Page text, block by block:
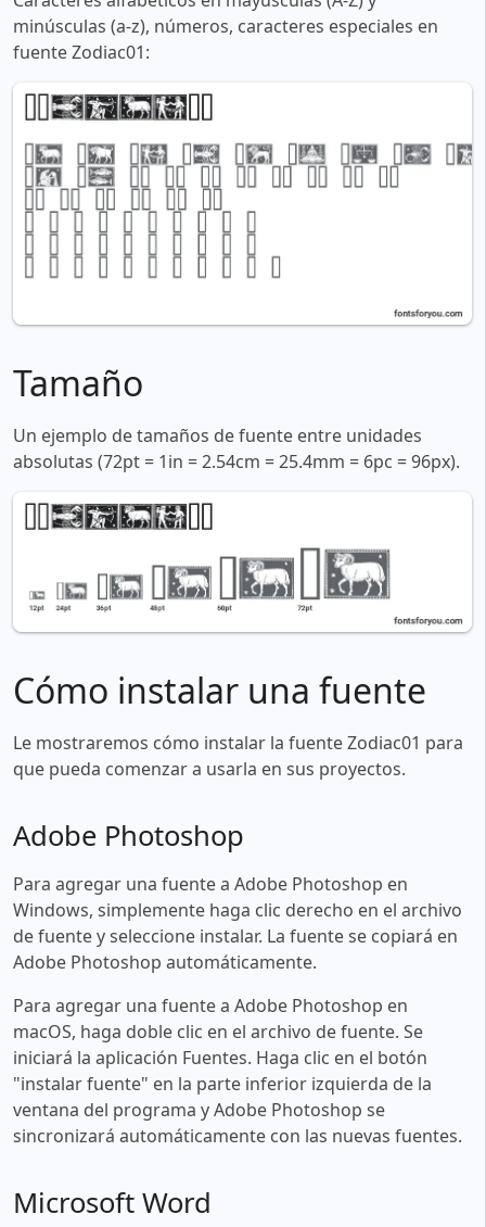
minúsculas (a-z), números, caracteres especiales en
fuente Zodiac01:
Tamaño
Un ejemplo de tamaños de fuente entre unidades
absolutas (72pt = 1in = 2.54cm = 25.4mm = 6pc = 96px).
Cómo instalar una fuente
Le mostraremos cómo instalar la fuente Zodiac01 para
que pueda comenzar a usarla en sus proyectos.
Adobe Photoshop
Para agregar una fuente a Adobe Photoshop en
Windows, simplemente haga clic derecho en el archivo
de fuente y seleccione instalar. La fuente se copiará en
Adobe Photoshop automáticamente.
Para agregar una fuente a Adobe Photoshop en
macOS, haga doble clic en el archivo de fuente. Se
iniciará la aplicación Fuentes. Haga clic en el botón
"instalar fuente" en la parte inferior izquierda de la
ventana del programa y Adobe Photoshop se
sincronizará automáticamente con las nuevas fuentes.
Microsoft Word